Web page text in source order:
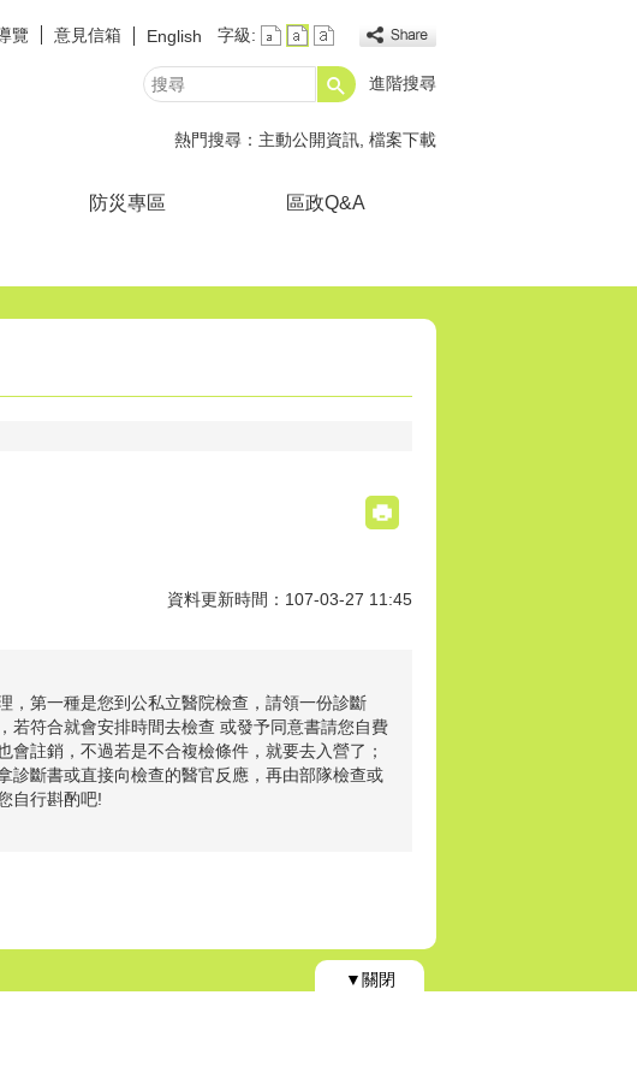
覽 意見信箱 English 字級:
搜
進階搜尋
熱門搜尋： 主動公開資訊 檔案下載
防災專區 區政Q&A
資料更新時間：107-03-27 11:45
，第一種是您到公私立醫院檢查，請領一份診斷
若符合就會安排時間去檢查 或發予同意書請您自費
註銷，不過若是不合複檢條件，就要去入營了；
診斷書或直接向檢查的醫官反應，再由部隊檢查或
自行斟酌吧!
▼關閉